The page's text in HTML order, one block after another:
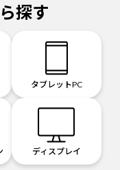
探す
タブレットPC
ディスプレイ